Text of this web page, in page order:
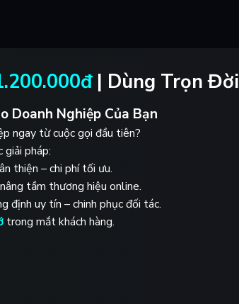
| Dùng Trọn Đời
Doanh Nghiệp Của Bạn
ngay từ cuộc gọi đầu tiên?
giải pháp:
thiện – chi phí tối ưu.
tầm thương hiệu online.
định uy tín – chinh phục đối tác.
trong mắt khách hàng.